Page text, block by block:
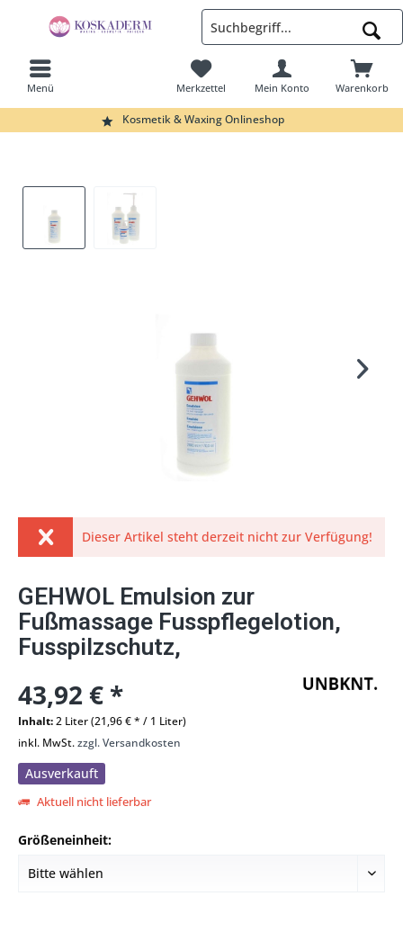
Kosmetik & Waxing Onlineshop
Menü Warenkorb
Merkzettel Mein Konto
Dieser Artikel steht derzeit nicht zur Verfügung!
GEHWOL Emulsion zur
Fußmassage Fusspflegelotion,
Fusspilzschutz,
43,92 € *
Inhalt:2 Liter (21,96 € * / 1 Liter)
inkl. MwSt.zzgl. Versandkosten
Ausverkauft
Aktuell nicht lieferbar
Größeneinheit: